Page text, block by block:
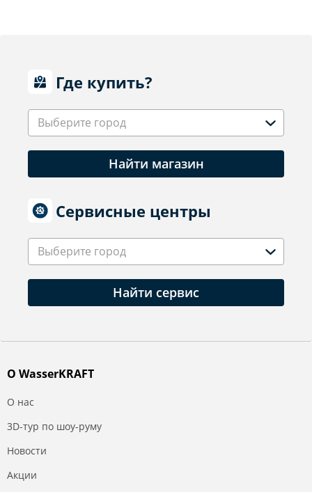
Где купить?
Выберите город
Найти магазин
Сервисные центры
Выберите город
Найти сервис
О WasserKRAFT
О нас
3D-тур по шоу-руму
Новости
Акции